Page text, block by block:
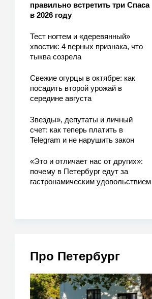
правильно встретить три Спаса
в 2026 году
Тест ногтем и «деревянный»
хвостик: 4 верных признака, что
тыква созрела
Свежие огурцы в октябре: как
посадить второй урожай в
середине августа
Звезды», депутаты и личный
счет: как теперь платить в
Telegram и не нарушить закон
«Это и отличает нас от других»:
почему в Петербург едут за
гастронамическим удовольствием
Про Петербург